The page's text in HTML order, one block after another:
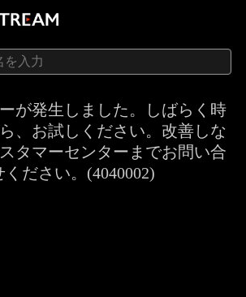
が発生しました。しばらく時
、お試しください。改善しな
タマーセンターまでお問い合
ください。(4040002)